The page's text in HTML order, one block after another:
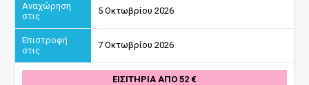
5 Οκτωβρίου 2026
7 Οκτωβρίου 2026
ΕΙΣΙΤΉΡΙΑ ΑΠΌ 52